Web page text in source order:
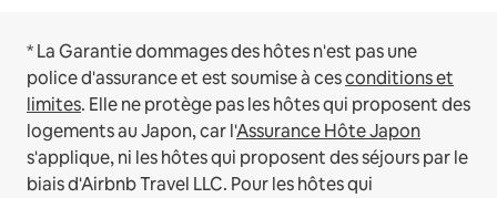
* La Garantie dommages des hôtes n'est pas une
police d'assurance et est soumise à cesconditions et
limites. Elle ne protège pas les hôtes qui proposent des
logements au Japon, car l'Assurance Hôte Japon
s'applique, ni les hôtes qui proposent des séjours par le
biais d'Airbnb Travel LLC. Pour les hôtes qui